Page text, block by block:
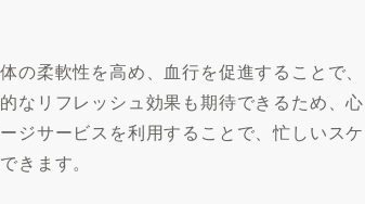
柔軟性を高め、血行を促進することで、
なリフレッシュ効果も期待できるため、心
ジサービスを利用することで、忙しいスケ
きます。